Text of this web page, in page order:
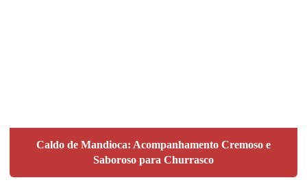
Caldo de Mandioca: Acompanhamento Cremoso e
Saboroso para Churrasco